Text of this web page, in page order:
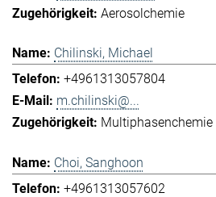
Aerosolchemie
Chilinski, Michael
+4961313057804
m.chilinski@...
Multiphasenchemie
Choi, Sanghoon
+4961313057602